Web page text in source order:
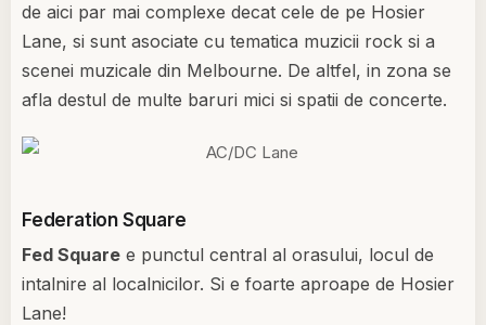
de aici par mai complexe decat cele de pe Hosier
Lane, si sunt asociate cu tematica muzicii rock si a
scenei muzicale din Melbourne. De altfel, in zona se
afla destul de multe baruri mici si spatii de concerte.
Federation Square
Fed Square e punctul central al orasului, locul de
intalnire al localnicilor. Si e foarte aproape de Hosier
Lane!